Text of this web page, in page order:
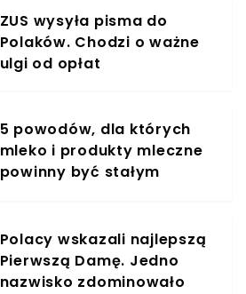
ZUS wysyła pisma do
Polaków. Chodzi o ważne
ulgi od opłat
5 powodów, dla których
mleko i produkty mleczne
powinny być stałym
Polacy wskazali najlepszą
Pierwszą Damę. Jedno
nazwisko zdominowało